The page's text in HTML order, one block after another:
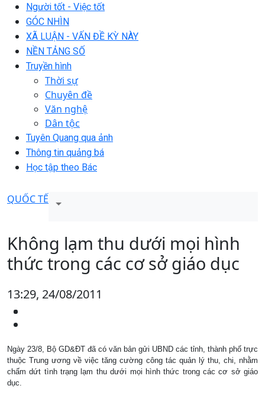
Người tốt - Việc tốt
GÓC NHÌN
XÃ LUẬN - VẤN ĐỀ KỲ NÀY
NỀN TẢNG SỐ
Truyền hình
Thời sự
Chuyên đề
Văn nghệ
Dân tộc
Tuyên Quang qua ảnh
Thông tin quảng bá
Học tập theo Bác
QUỐC TẾ
Không lạm thu dưới mọi hình
thức trong các cơ sở giáo dục
13:29, 24/08/2011
Ngày 23/8, Bộ GD&ĐT đã có văn bản gửi UBND các tỉnh, thành phố trực
thuộc Trung ương về việc tăng cường công tác quản lý thu, chi, nhằm
chấm dứt tình trạng lạm thu dưới mọi hình thức trong các cơ sở giáo
dục.